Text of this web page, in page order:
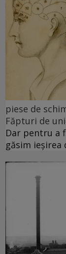
piese de
Făpturi de
Dar pentru a
găsim